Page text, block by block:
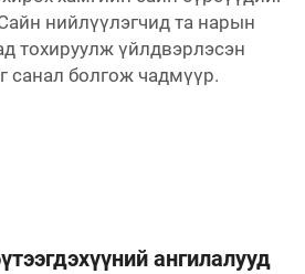
нийлүүлэгчид та нарын
тохируулж үйлдвэрлэсэн
санал болгож чадмүүр.
ангилалууд